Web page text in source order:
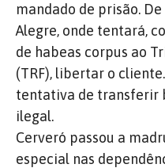
mandado de prisão.
Alegre, onde tentará,
de habeas corpus ao
(TRF), libertar o
tentativa de transferir
ilegal.
Cerveró passou a
especial nas